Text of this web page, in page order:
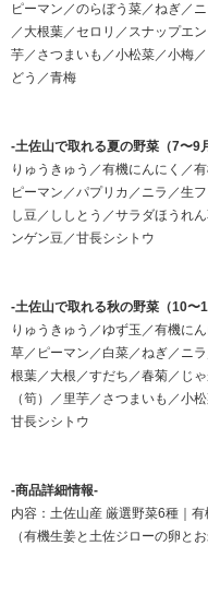
ピーマン／のらぼう菜／ねぎ／
／大根葉／セロリ／スナップエ
芋／さつまいも／小松菜／小梅
どう／青梅
-土佐山で取れる夏の野菜（7〜9
りゅうきゅう／有機にんにく／
ピーマン／パプリカ／ニラ／生
し豆／ししとう／サラダほうれ
ンゲン豆／甘長シシトウ
-土佐山で取れる秋の野菜（10〜
りゅうきゅう／ゆず玉／有機に
草／ピーマン／白菜／ねぎ／ニ
根葉／大根／すだち／春菊／じ
（筍）／里芋／さつまいも／小
甘長シシトウ
-商品詳細情報-
内容：土佐山産 厳選野菜6種｜
（有機生姜と土佐ジローの卵と